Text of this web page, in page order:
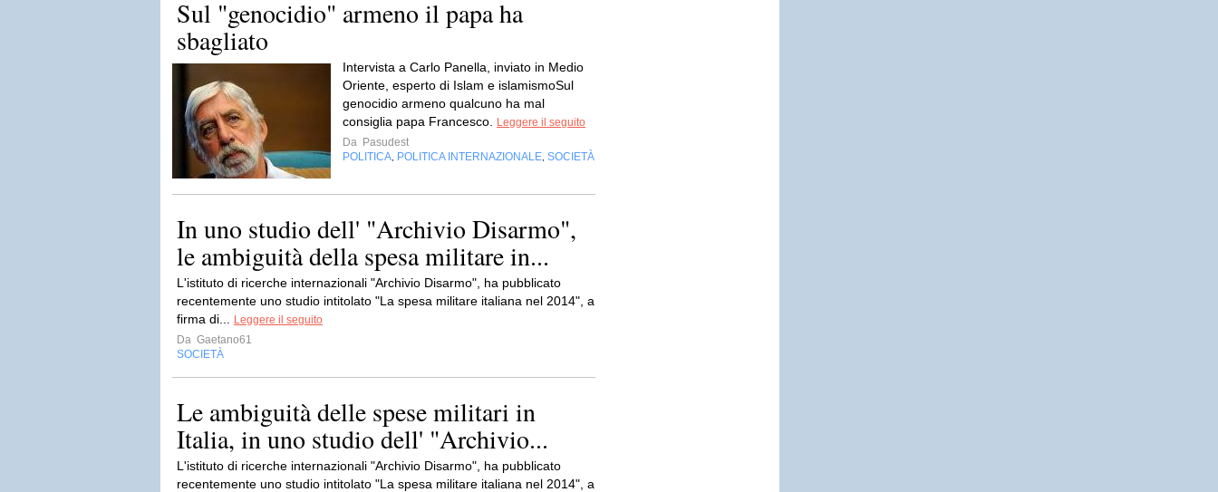
Sul "genocidio" armeno il papa ha
sbagliato
Intervista a Carlo Panella, inviato in Medio
Oriente, esperto di Islam e islamismoSul
genocidio armeno qualcuno ha mal
consiglia papa Francesco.
Leggere il seguito
Da Pasudest
POLITICA POLITICA INTERNAZIONALE SOCIETÀ
In uno studio dell' "Archivio Disarmo",
le ambiguità della spesa militare in...
L'istituto di ricerche internazionali "Archivio Disarmo", ha pubblicato
recentemente uno studio intitolato "La spesa militare italiana nel 2014", a
firma di...
Leggere il seguito
Da Gaetano61
SOCIETÀ
Le ambiguità delle spese militari in
Italia, in uno studio dell' "Archivio...
L'istituto di ricerche internazionali "Archivio Disarmo", ha pubblicato
recentemente uno studio intitolato "La spesa militare italiana nel 2014", a